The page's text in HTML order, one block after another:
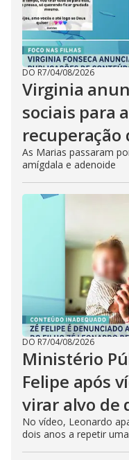
DO R7/04/08/2026
Virginia
sociais para
recuperação
As Marias passaram
amígdala e adenoide
DO R7/04/08/2026
Ministério
Felipe após
virar alvo de
No vídeo, Leonardo
dois anos a repetir